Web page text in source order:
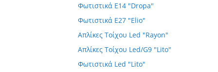
Φωτιστικά E14 "Dropa"
Φωτιστικά E27 "Elio"
Απλίκες Τοίχου Led "Rayon"
Απλίκες Τοίχου Led/G9 "Lito"
Φωτιστικά Led "Lito"